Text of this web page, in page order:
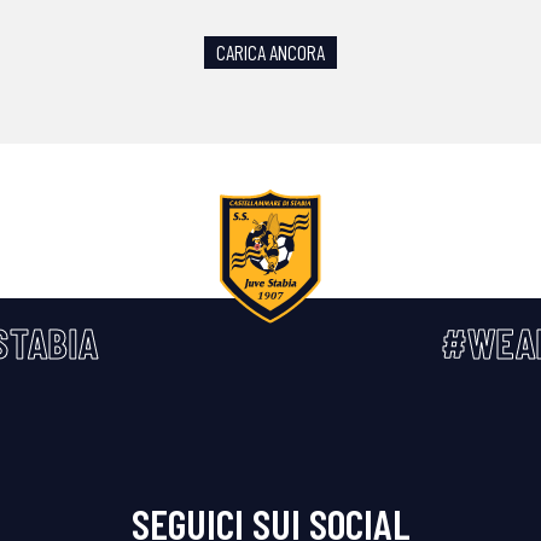
CARICA ANCORA
SEGUICI SUI SOCIAL